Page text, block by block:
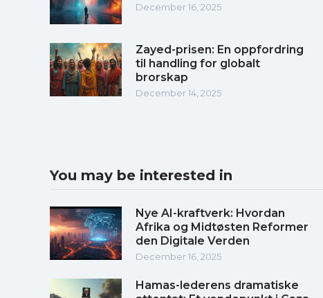
December 16, 2025
Zayed-prisen: En oppfordring
til handling for globalt
brorskap
December 14, 2025
You may be interested in
Nye AI-kraftverk: Hvordan
Afrika og Midtøsten Reformer
den Digitale Verden
December 16, 2025
Hamas-lederens dramatiske